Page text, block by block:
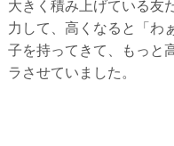
大きく積み上げている友
力して、高くなると「わ
子を持ってきて、もっと
ラさせていました。